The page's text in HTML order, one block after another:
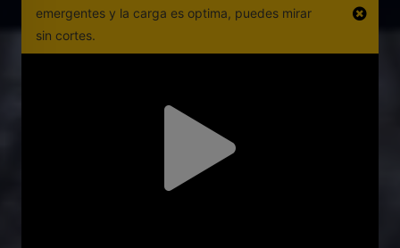
emergentes y la carga es optima, puedes mirar
sin cortes.